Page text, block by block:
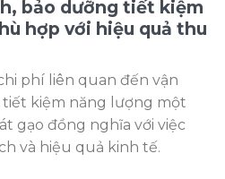
bảo dưỡng tiết kiệm
hợp với hiệu quả thu
phí liên quan đến vận
tiết kiệm năng lượng một
gạo đồng nghĩa với việc
và hiệu quả kinh tế.